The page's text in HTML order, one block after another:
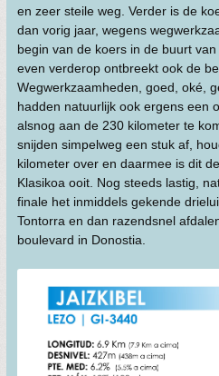
en zeer steile weg. Verder is de
dan vorig jaar, wegens
begin van de koers in de buurt
even verderop ontbreekt ook de
Wegwerkzaamheden, goed, oké,
hadden natuurlijk ook ergens een
alsnog aan de 230 kilometer te
snijden simpelweg een stuk af,
kilometer over en daarmee is dit
Klasikoa ooit. Nog steeds lastig,
finale het inmiddels gekende
Tontorra en dan razendsnel
boulevard in Donostia.